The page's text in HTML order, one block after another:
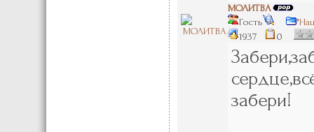
МОЛИТВА
Гость
1937
0
забери!